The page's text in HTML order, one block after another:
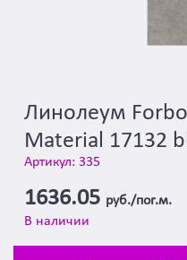
Линолеум
Material 17132
Артикул: 335
1636.05 руб./пог.м.
В наличии